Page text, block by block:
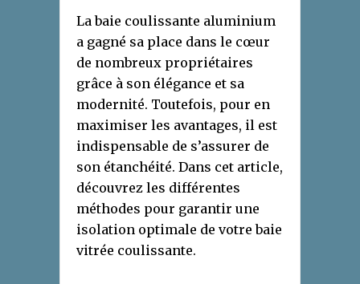
La baie coulissante aluminium
a gagné sa place dans le cœur
de nombreux propriétaires
grâce à son élégance et sa
modernité. Toutefois, pour en
maximiser les avantages, il est
indispensable de s’assurer de
son étanchéité. Dans cet article,
découvrez les différentes
méthodes pour garantir une
isolation optimale de votre baie
vitrée coulissante.